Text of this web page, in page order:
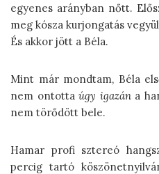
egyenes arányban nőtt.
meg kósza kurjongatás
És akkor jött a Béla.
Mint már mondtam, Béla
nem ontottaúgy igazána
nem törődött bele.
Hamar profi sztereó
percig tartó